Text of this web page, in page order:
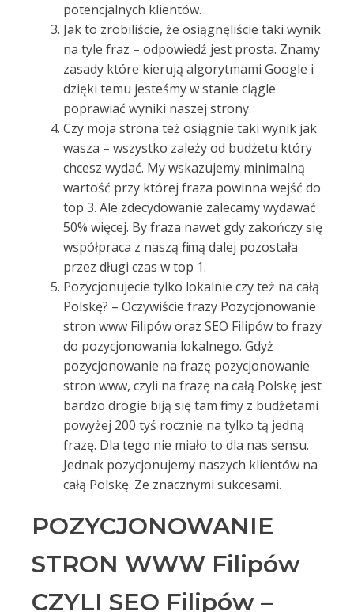
potencjalnych klientów.
Jak to zrobiliście, że osiągnęliście taki wynik
na tyle fraz – odpowiedź jest prosta. Znamy
zasady które kierują algorytmami Google i
dzięki temu jesteśmy w stanie ciągle
poprawiać wyniki naszej strony.
Czy moja strona też osiągnie taki wynik jak
wasza – wszystko zależy od budżetu który
chcesz wydać. My wskazujemy minimalną
wartość przy której fraza powinna wejść do
top 3. Ale zdecydowanie zalecamy wydawać
50% więcej. By fraza nawet gdy zakończy się
współpraca z naszą firmą dalej pozostała
przez długi czas w top 1.
Pozycjonujecie tylko lokalnie czy też na całą
Polskę? – Oczywiście frazy Pozycjonowanie
stron www Filipów oraz SEO Filipów to frazy
do pozycjonowania lokalnego. Gdyż
pozycjonowanie na frazę pozycjonowanie
stron www, czyli na frazę na całą Polskę jest
bardzo drogie biją się tam firmy z budżetami
powyżej 200 tyś rocznie na tylko tą jedną
frazę. Dla tego nie miało to dla nas sensu.
Jednak pozycjonujemy naszych klientów na
całą Polskę. Ze znacznymi sukcesami.
POZYCJONOWANIE
STRON WWW Filipów
CZYLI SEO Filipów –